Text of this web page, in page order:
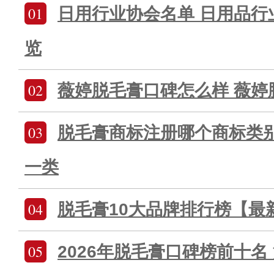
01
日用行业协会名单 日用品
览
02 薇婷脱毛膏口碑怎么样 薇
03
脱毛膏商标注册哪个商标类
一类
04 脱毛膏10大品牌排行榜【最
05
2026年脱毛膏口碑榜前十